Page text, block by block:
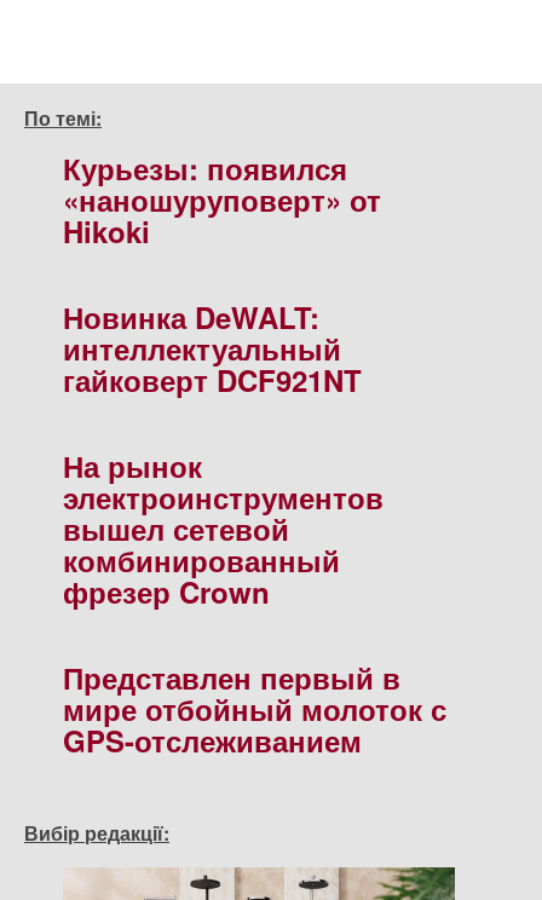
По темі:
Курьезы: появился
«наношуруповерт» от
Hikoki
Новинка DeWALT:
интеллектуальный
гайковерт DCF921NT
На рынок
электроинструментов
вышел сетевой
комбинированный
фрезер Crown
Представлен первый в
мире отбойный молоток с
GPS-отслеживанием
Вибір редакції: